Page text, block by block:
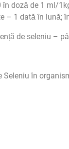
doză de 1 ml/
1 dată în lună;
de seleniu –
Seleniu în